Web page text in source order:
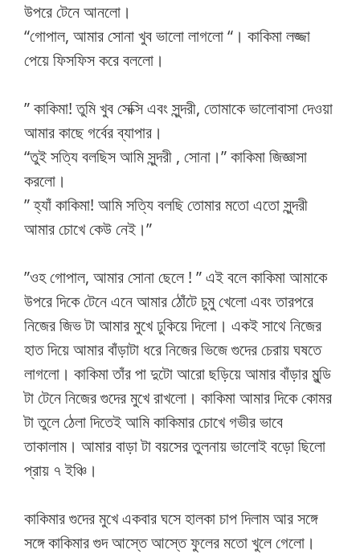
উপরে টেনে আনলো।
“গোপাল, আমার সোনা খুব ভালো লাগলো “। কাকিমা লজ্জা
পেয়ে ফিসফিস করে বললো।
” কাকিমা! তুমি খুব সেক্সি এবং সুন্দরী, তোমাকে ভালোবাসা দেওয়া
আমার কাছে গর্বের ব্যাপার।
“তুই সত্যি বলছিস আমি সুন্দরী , সোনা।” কাকিমা জিজ্ঞাসা
করলো।
” হ্যাঁ কাকিমা! আমি সত্যি বলছি তোমার মতো এতো সুন্দরী
আমার চোখে কেউ নেই।”
”ওহ গোপাল, আমার সোনা ছেলে ! ” এই বলে কাকিমা আমাকে
উপরে দিকে টেনে এনে আমার ঠোঁটে চুমু খেলো এবং তারপরে
নিজের জিভ টা আমার মুখে ঢুকিয়ে দিলো। একই সাথে নিজের
হাত দিয়ে আমার বাঁড়াটা ধরে নিজের ভিজে গুদের চেরায় ঘষতে
লাগলো। কাকিমা তাঁর পা দুটো আরো ছড়িয়ে আমার বাঁড়ার মুন্ডি
টা টেনে নিজের গুদের মুখে রাখলো। কাকিমা আমার দিকে কোমর
টা তুলে ঠেলা দিতেই আমি কাকিমার চোখে গভীর ভাবে
তাকালাম। আমার বাড়া টা বয়সের তুলনায় ভালোই বড়ো ছিলো
প্রায় ৭ ইঞ্চি।
কাকিমার গুদের মুখে একবার ঘসে হালকা চাপ দিলাম আর সঙ্গে
সঙ্গে কাকিমার গুদ আস্তে আস্তে ফুলের মতো খুলে গেলো।